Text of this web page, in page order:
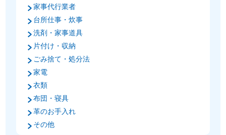
家事代行業者
台所仕事・炊事
洗剤・家事道具
片付け・収納
ごみ捨て・処分法
家電
衣類
布団・寝具
革のお手入れ
その他